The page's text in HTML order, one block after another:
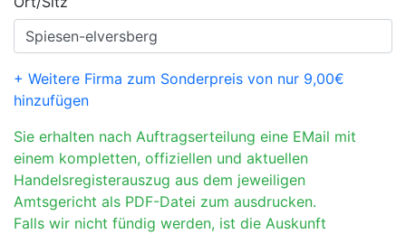
+ Weitere Firma zum Sonderpreis von nur 9,00€
hinzufügen
Sie erhalten nach Auftragserteilung eine EMail mit
einem kompletten, offiziellen und aktuellen
Handelsregisterauszug aus dem jeweiligen
Amtsgericht als PDF-Datei zum ausdrucken.
Falls wir nicht fündig werden, ist die Auskunft